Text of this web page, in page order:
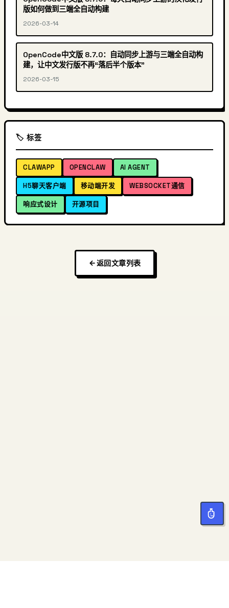
版如何做到三端全自动构建
2026-03-14
OpenCode中文版 8.7.0：自动同步上游与三端全自动构
建，让中文发行版不再“落后半个版本”
2026-03-15
🏷️ 标签
CLAWAPP OPENCLAW AI AGENT
H5聊天客户端 移动端开发 WEBSOCKET通信
响应式设计 开源项目
返回文章列表